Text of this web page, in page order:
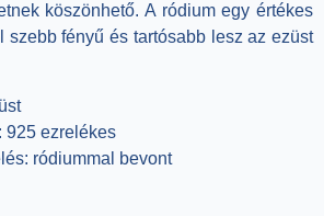
köszönhető. A ródium egy értékes
szebb fényű és tartósabb lesz az ezüst
: 925 ezrelékes
: ródiummal bevont